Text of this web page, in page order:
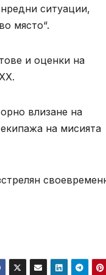
ситуации,
място“.
и оценки на
влизане на
на мисията